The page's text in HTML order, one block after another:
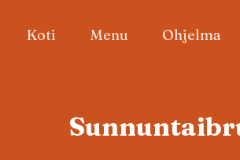
Koti Menu Ohjelma